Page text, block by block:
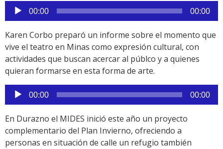
Reproductor
de
audio
00:00 00:00
Karen Corbo preparó un informe sobre el momento que
vive el teatro en Minas como expresión cultural, con
actividades que buscan acercar al públco y a quienes
quieran formarse en esta forma de arte.
Reproductor
de
audio
00:00 00:00
En Durazno el MIDES inició este año un proyecto
complementario del Plan Invierno, ofreciendo a
personas en situación de calle un refugio también